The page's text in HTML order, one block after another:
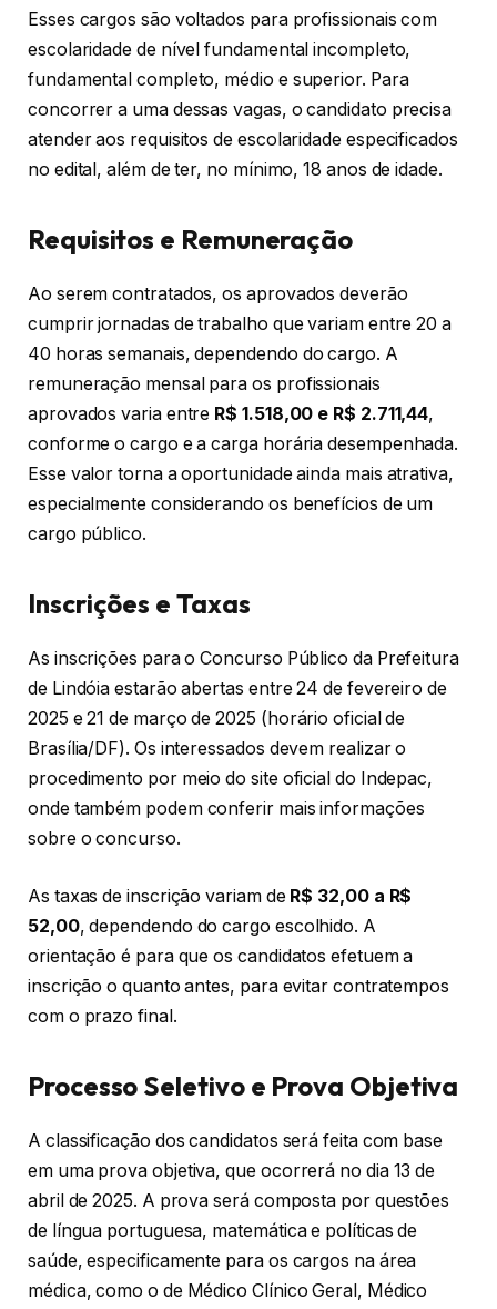
Esses cargos são voltados para profissionais com
escolaridade de nível fundamental incompleto,
fundamental completo, médio e superior. Para
concorrer a uma dessas vagas, o candidato precisa
atender aos requisitos de escolaridade especificados
no edital, além de ter, no mínimo, 18 anos de idade.
Requisitos e Remuneração
Ao serem contratados, os aprovados deverão
cumprir jornadas de trabalho que variam entre 20 a
40 horas semanais, dependendo do cargo. A
remuneração mensal para os profissionais
aprovados varia entre R$ 1.518,00 e R$ 2.711,44,
conforme o cargo e a carga horária desempenhada.
Esse valor torna a oportunidade ainda mais atrativa,
especialmente considerando os benefícios de um
cargo público.
Inscrições e Taxas
As inscrições para o Concurso Público da Prefeitura
de Lindóia estarão abertas entre 24 de fevereiro de
2025 e 21 de março de 2025 (horário oficial de
Brasília/DF). Os interessados devem realizar o
procedimento por meio do site oficial do Indepac,
onde também podem conferir mais informações
sobre o concurso.
As taxas de inscrição variam de R$ 32,00 a R$
52,00, dependendo do cargo escolhido. A
orientação é para que os candidatos efetuem a
inscrição o quanto antes, para evitar contratempos
com o prazo final.
Processo Seletivo e Prova Objetiva
A classificação dos candidatos será feita com base
em uma prova objetiva, que ocorrerá no dia 13 de
abril de 2025. A prova será composta por questões
de língua portuguesa, matemática e políticas de
saúde, especificamente para os cargos na área
médica, como o de Médico Clínico Geral, Médico